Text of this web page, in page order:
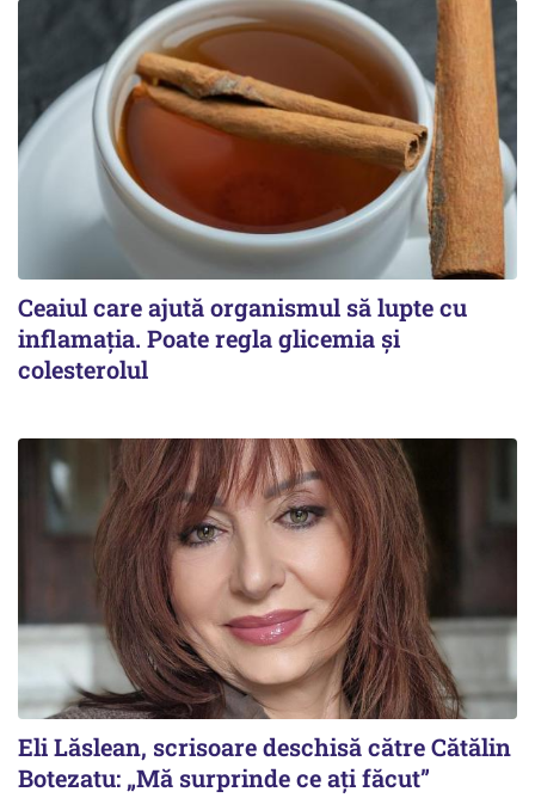
Ceaiul care ajută organismul să lupte cu
inflamația. Poate regla glicemia și
colesterolul
Eli Lăslean, scrisoare deschisă către Cătălin
Botezatu: „Mă surprinde ce ați făcut”